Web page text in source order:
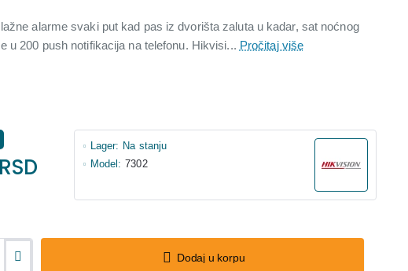
alarme svaki put kad pas iz dvorišta zaluta u kadar, sat noćnog
u 200 push notifikacija na telefonu. Hikvisi... Pročitaj više
Lager: Na stanju
Model: 7302
Dodaj u korpu